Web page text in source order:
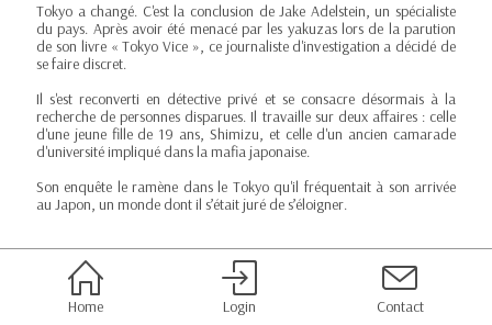
Tokyo a changé. C'est la conclusion de Jake Adelstein, un spécialiste
du pays. Après avoir été menacé par les yakuzas lors de la parution
de son livre « Tokyo Vice », ce journaliste d'investigation a décidé de
se faire discret.
Il s'est reconverti en détective privé et se consacre désormais à la
recherche de personnes disparues. Il travaille sur deux affaires : celle
d'une jeune fille de 19 ans, Shimizu, et celle d'un ancien camarade
d'université impliqué dans la mafia japonaise.
Son enquête le ramène dans le Tokyo qu'il fréquentait à son arrivée
au Japon, un monde dont il s’était juré de s’éloigner.
Home Login Contact